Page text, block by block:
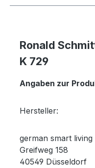
Ronald
K 729
Angaben zur
Hersteller:
german smart living
Greifweg 158
40549 Düsseldorf